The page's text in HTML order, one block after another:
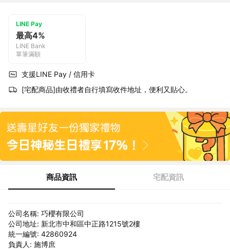
LINE Pay
最高4%
LINE Bank
單筆滿額
支援LINE Pay / 信用卡
[宅配商品]由收禮者自行填寫收件地址，便利又貼心。
商品資訊 宅配資訊
公司名稱: 巧櫻有限公司
公司地址: 新北市中和區中正路1215號2樓
統一編號: 42860924
負責人: 施博庶